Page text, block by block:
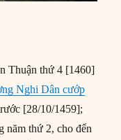
Thuận thứ 4 [1460]
Nghi Dân cướp
[28/10/1459];
năm thứ 2, cho đến